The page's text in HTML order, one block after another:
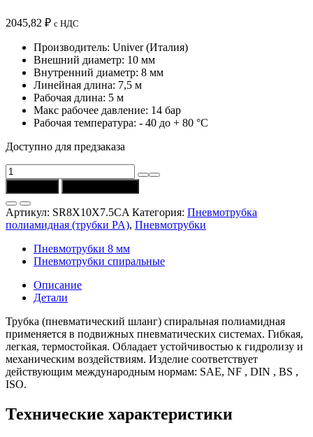
2045,82 ₽ с НДС
Производитель: Univer (Италия)
Внешний диаметр: 10 мм
Внутренний диаметр: 8 мм
Линейная длина: 7,5 м
Рабочая длина: 5 м
Макс рабочее давление: 14 бар
Рабочая температура: - 40 до + 80 °C
Доступно для предзаказа
Количество
товара
Трубка
SR8X10X7.5CA
(Univer)
спиральная
полиамидная,
голубая
лин.=7,5
раб.=5
м,
прямые
концы)
Артикул: SR8X10X7.5CA Категория: Пневмотрубка
полиамидная (трубки PA), Пневмотрубки
Пневмотрубки 8 мм
Пневмотрубки спиральные
Описание
Детали
Трубка (пневматический шланг) спиральная полиамидная
применяется в подвижных пневматических системах. Гибкая,
легкая, термостойкая. Обладает устойчивостью к гидролизу и
механическим воздействиям. Изделие соответствует
действующим международным нормам: SAE, NF , DIN , BS ,
ISO.
Технические характеристики